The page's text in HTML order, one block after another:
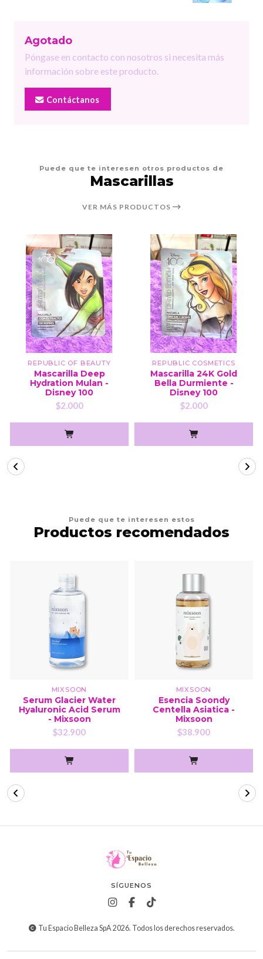
Agotado
Póngase en contacto con nosotros si necesita más
información sobre este producto.
Contáctanos
Puede que te interesen otros productos de
Mascarillas
VER MÁS PRODUCTOS
REPUBLIC OF BEAUTY
Mascarilla Deep
Hydration Mulan -
Disney 100
$2.000
REPUBLIC COSMETICS
Mascarilla 24K Gold
Bella Durmiente -
Disney 100
$2.000
Puede que te interesen estos
Productos recomendados
MIXSOON
Serum Glacier Water
Hyaluronic Acid Serum
- Mixsoon
$32.900
MIXSOON
Esencia Soondy
Centella Asiatica -
Mixsoon
$38.900
SÍGUENOS
Tu Espacio Belleza SpA 2026. Todos los derechos reservados.